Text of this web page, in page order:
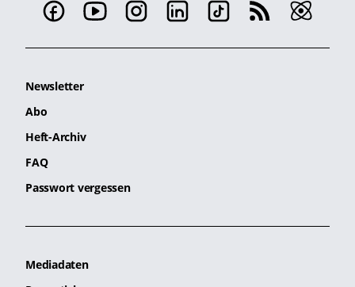
Newsletter
Abo
Heft-Archiv
FAQ
Passwort vergessen
Mediadaten